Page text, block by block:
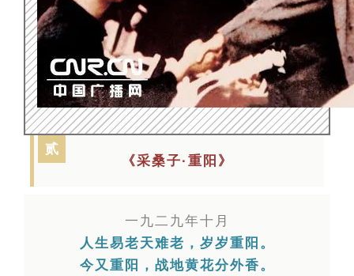
贰
《采桑子·重阳》
一九二九年十月
人生易老天难老，岁岁重阳。
今又重阳，战地黄花分外香。